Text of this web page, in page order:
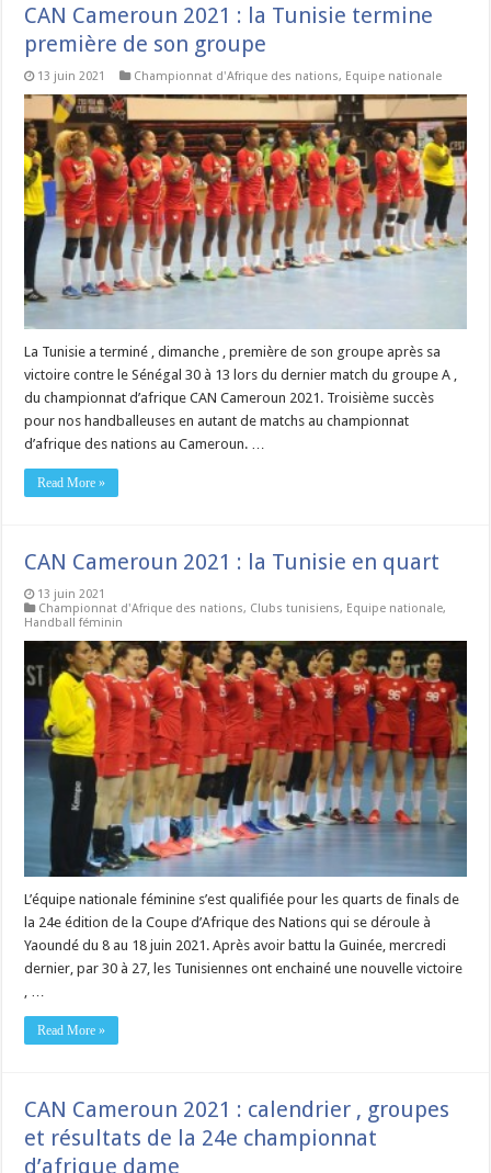
CAN Cameroun 2021 : la Tunisie termine
première de son groupe
13 juin 2021 Championnat d'Afrique des nations, Equipe nationale
La Tunisie a terminé , dimanche , première de son groupe après sa
victoire contre le Sénégal 30 à 13 lors du dernier match du groupe A ,
du championnat d’afrique CAN Cameroun 2021. Troisième succès
pour nos handballeuses en autant de matchs au championnat
d’afrique des nations au Cameroun. …
Read More »
CAN Cameroun 2021 : la Tunisie en quart
13 juin 2021
Championnat d'Afrique des nations, Clubs tunisiens, Equipe nationale,
Handball féminin
L’équipe nationale féminine s’est qualifiée pour les quarts de finals de
la 24e édition de la Coupe d’Afrique des Nations qui se déroule à
Yaoundé du 8 au 18 juin 2021. Après avoir battu la Guinée, mercredi
dernier, par 30 à 27, les Tunisiennes ont enchainé une nouvelle victoire
, …
Read More »
CAN Cameroun 2021 : calendrier , groupes
et résultats de la 24e championnat
d’afrique dame